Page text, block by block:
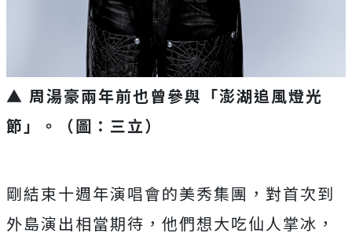
▲ 周湯豪兩年前也曾參與「澎湖追風燈光
節」。（圖：三立）
剛結束十週年演唱會的美秀集團，對首次到
外島演出相當期待，他們想大吃仙人掌冰，